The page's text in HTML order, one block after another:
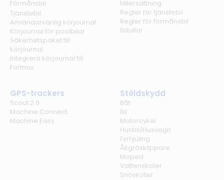
Förmånsbil
Tjänstebil
Användarvänlig körjournal
Körjournal för poolbilar
Säkerhetspaket till
körjournal
Integrera körjournal till
Fortnox
Milersättning
Regler för tjänstebil
Regler för förmånsbil
Biltullar
GPS-trackers
Scout 2.0
Machine Connect
Machine Easy
Stöldskydd
Båt
Bil
Motorcykel
Husbil/Husvagn
Fyrhjuling
Åkgräsklippare
Moped
Vattenskoter
Snöskoter